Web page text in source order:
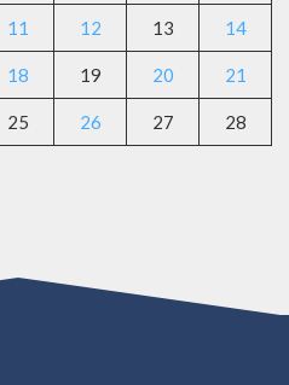
11 12 13 14
18 19 20 21
25 26 27 28